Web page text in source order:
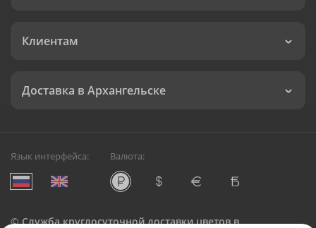
Клиентам
Доставка в Архангельске
Язык интерфейса: Валюта:
©Служба круглосуточной доставки цветов в